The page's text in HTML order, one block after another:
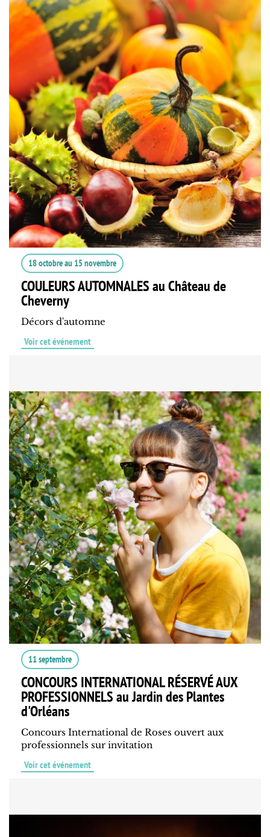
18 octobreau 15 novembre
COULEURS AUTOMNALES au Château de
Cheverny
Décors d'automne
Voir cet événement
11 septembre
CONCOURS INTERNATIONAL RÉSERVÉ AUX
PROFESSIONNELS au Jardin des Plantes
d'Orléans
Concours International de Roses ouvert aux
professionnels sur invitation
Voir cet événement